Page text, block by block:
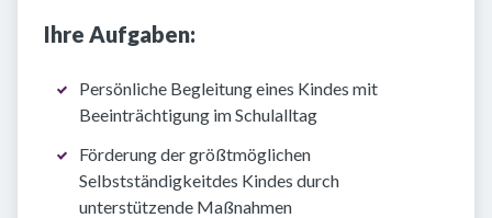
Ihre Aufgaben:
Persönliche Begleitung eines Kindes mit
Beeinträchtigung im Schulalltag
Förderung der größtmöglichen
Selbstständigkeitdes Kindes durch
unterstützende Maßnahmen